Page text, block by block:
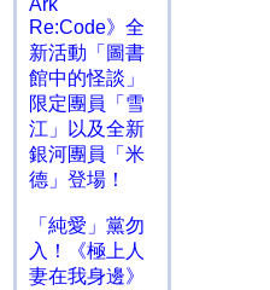
Ark
Re:Code》全
新活動「圖書
館中的怪談」
限定團員「雪
江」以及全新
銀河團員「米
德」登場！
「純愛」黨勿
入！《極上人
妻在我身邊》